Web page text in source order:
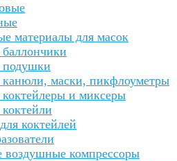
материалы для масок
подушки
маски, пикфлоуметры
и миксеры
коктейлей
компрессоры